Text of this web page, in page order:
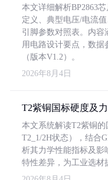
本文详细解析BP2863
定义、典型电压/电流
引脚参数对照表。内容
用电路设计要点，数据
（版本V1.2）。
2026年8月4日
T2紫铜国标硬度及
本文系统解读T2紫铜
T2_1/2H状态），结合
析其力学性能指标及影
特性差异，为工业选材